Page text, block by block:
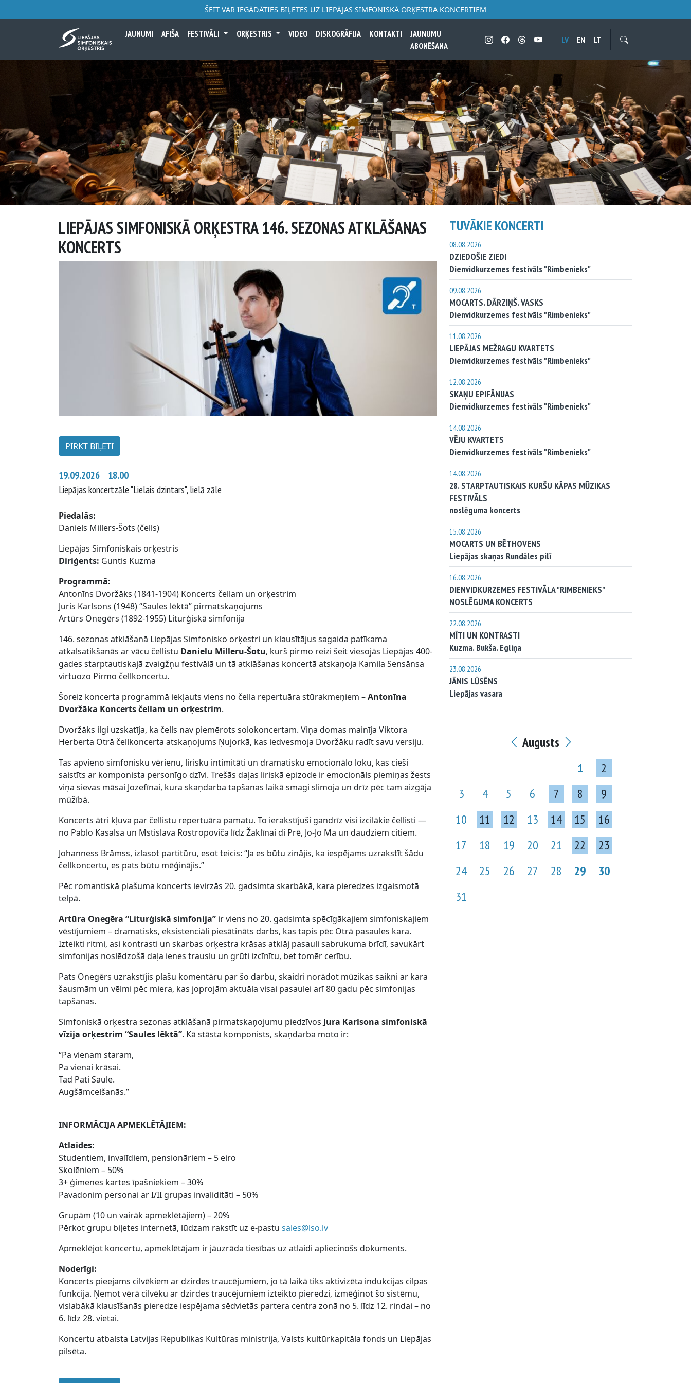
ŠEIT VAR IEGĀDĀTIES BIĻETES UZ LIEPĀJAS SIMFONISKĀ ORĶESTRA KONCERTIEM
JAUNUMI AFIŠA FESTIVĀLI ORĶESTRIS VIDEO DISKOGRĀFIJA KONTAKTI
JAUNUMU
ABONĒŠANA
LV EN LT
LIEPĀJAS SIMFONISKĀ ORĶESTRA 146. SEZONAS ATKLĀŠANAS
KONCERTS
PIRKT BIĻETI
19.09.2026 18.00
Liepājas koncertzāle "Lielais dzintars", lielā zāle
Piedalās:
Daniels Millers-Šots (čells)
Liepājas Simfoniskais orķestris
Diriģents: Guntis Kuzma
Programmā:
Antonīns Dvoržāks (1841-1904) Koncerts čellam un orķestrim
Juris Karlsons (1948) “Saules lēktā” pirmatskaņojums
Artūrs Onegērs (1892-1955) Liturģiskā simfonija
146. sezonas atklāšanā Liepājas Simfonisko orķestri un klausītājus sagaida patīkama
atkalsatikšanās ar vācu čellistu Danielu Milleru-Šotu, kurš pirmo reizi šeit viesojās Liepājas 400-
gades starptautiskajā zvaigžņu festivālā un tā atklāšanas koncertā atskaņoja Kamila Sensānsa
virtuozo Pirmo čellkoncertu.
Šoreiz koncerta programmā iekļauts viens no čella repertuāra stūrakmeņiem –Antonīna
Dvoržāka Koncerts čellam un orķestrim.
Dvoržāks ilgi uzskatīja, ka čells nav piemērots solokoncertam. Viņa domas mainīja Viktora
Herberta Otrā čellkoncerta atskaņojums Ņujorkā, kas iedvesmoja Dvoržāku radīt savu versiju.
Tas apvieno simfonisku vērienu, lirisku intimitāti un dramatisku emocionālo loku, kas cieši
saistīts ar komponista personīgo dzīvi. Trešās daļas liriskā epizode ir emocionāls piemiņas žests
viņa sievas māsai Jozefīnai, kura skaņdarba tapšanas laikā smagi slimoja un drīz pēc tam aizgāja
mūžībā.
Koncerts ātri kļuva par čellistu repertuāra pamatu. To ierakstījuši gandrīz visi izcilākie čellisti —
no Pablo Kasalsa un Mstislava Rostropoviča līdz Žaklīnai di Prē, Jo-Jo Ma un daudziem citiem.
Johanness Brāmss, izlasot partitūru, esot teicis: “Ja es būtu zinājis, ka iespējams uzrakstīt šādu
čellkoncertu, es pats būtu mēģinājis.”
Pēc romantiskā plašuma koncerts ievirzās 20. gadsimta skarbākā, kara pieredzes izgaismotā
telpā.
Artūra Onegēra “Liturģiskā simfonija” ir viens no 20. gadsimta spēcīgākajiem simfoniskajiem
vēstījumiem – dramatisks, eksistenciāli piesātināts darbs, kas tapis pēc Otrā pasaules kara.
Izteikti ritmi, asi kontrasti un skarbas orķestra krāsas atklāj pasauli sabrukuma brīdī, savukārt
simfonijas noslēdzošā daļa ienes trauslu un grūti izcīnītu, bet tomēr cerību.
Pats Onegērs uzrakstījis plašu komentāru par šo darbu, skaidri norādot mūzikas saikni ar kara
šausmām un vēlmi pēc miera, kas joprojām aktuāla visai pasaulei arī 80 gadu pēc simfonijas
tapšanas.
Simfoniskā orķestra sezonas atklāšanā pirmatskaņojumu piedzīvos Jura Karlsona simfoniskā
vīzija orķestrim “Saules lēktā”. Kā stāsta komponists, skaņdarba moto ir:
“Pa vienam staram,
Pa vienai krāsai.
Tad Pati Saule.
Augšāmcelšanās.”
INFORMĀCIJA APMEKLĒTĀJIEM:
Atlaides:
Studentiem, invalīdiem, pensionāriem – 5 eiro
Skolēniem – 50%
3+ ģimenes kartes īpašniekiem – 30%
Pavadonim personai ar I/II grupas invaliditāti – 50%
Grupām (10 un vairāk apmeklētājiem) – 20%
Pērkot grupu biļetes internetā, lūdzam rakstīt uz e-pastu sales@lso.lv
Apmeklējot koncertu, apmeklētājam ir jāuzrāda tiesības uz atlaidi apliecinošs dokuments.
Noderīgi:
Koncerts pieejams cilvēkiem ar dzirdes traucējumiem, jo tā laikā tiks aktivizēta indukcijas cilpas
funkcija. Ņemot vērā cilvēku ar dzirdes traucējumiem izteikto pieredzi, izmēģinot šo sistēmu,
vislabākā klausīšanās pieredze iespējama sēdvietās partera centra zonā no 5. līdz 12. rindai – no
6. līdz 28. vietai.​
Koncertu atbalsta Latvijas Republikas Kultūras ministrija, Valsts kultūrkapitāla fonds un Liepājas
pilsēta.
TUVĀKIE KONCERTI
08.08.2026
DZIEDOŠIE ZIEDI
Dienvidkurzemes festivāls "Rimbenieks"
09.08.2026
MOCARTS. DĀRZIŅŠ. VASKS
Dienvidkurzemes festivāls "Rimbenieks"
11.08.2026
LIEPĀJAS MEŽRAGU KVARTETS
Dienvidkurzemes festivāls "Rimbenieks"
12.08.2026
SKAŅU EPIFĀNIJAS
Dienvidkurzemes festivāls "Rimbenieks"
14.08.2026
VĒJU KVARTETS
Dienvidkurzemes festivāls "Rimbenieks"
14.08.2026
28. STARPTAUTISKAIS KURŠU KĀPAS MŪZIKAS
FESTIVĀLS
noslēguma koncerts
15.08.2026
MOCARTS UN BĒTHOVENS
Liepājas skaņas Rundāles pilī
16.08.2026
DIENVIDKURZEMES FESTIVĀLA "RIMBENIEKS"
NOSLĒGUMA KONCERTS
22.08.2026
MĪTI UN KONTRASTI
Kuzma. Bukša. Egliņa
23.08.2026
JĀNIS LŪSĒNS
Liepājas vasara
Augusts
1
2
3
4 5 6 7 8
9
10
11 12 13 14 15
16
17
18 19 20 21 22
23
24
25 26 27 28 29
30
31